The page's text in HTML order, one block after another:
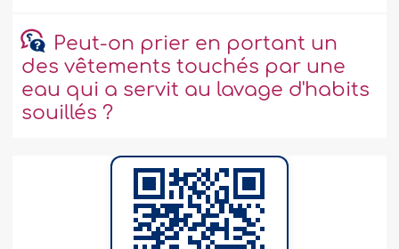
Peut-on prier en portant un
des vêtements touchés par une
eau qui a servit au lavage d'habits
souillés ?